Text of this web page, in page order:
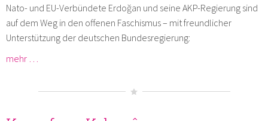
Nato- und EU-Verbündete Erdoğan und seine AKP-Regierung sind
auf dem Weg in den offenen Faschismus – mit freundlicher
Unterstützung der deutschen Bundesregierung:
mehr …